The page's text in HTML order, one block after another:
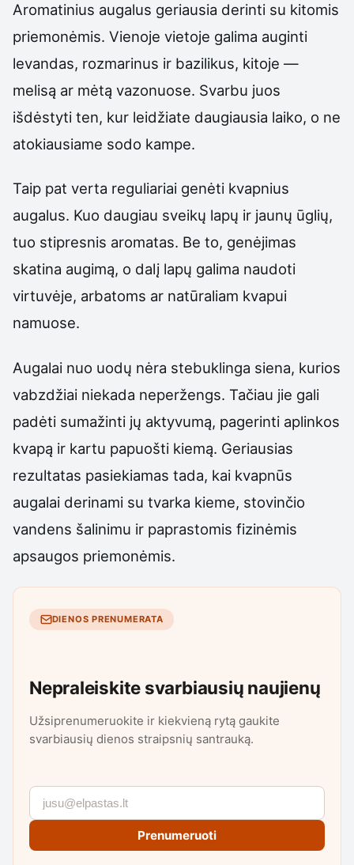
Aromatinius augalus geriausia derinti su kitomis
priemonėmis. Vienoje vietoje galima auginti
levandas, rozmarinus ir bazilikus, kitoje —
melisą ar mėtą vazonuose. Svarbu juos
išdėstyti ten, kur leidžiate daugiausia laiko, o ne
atokiausiame sodo kampe.
Taip pat verta reguliariai genėti kvapnius
augalus. Kuo daugiau sveikų lapų ir jaunų ūglių,
tuo stipresnis aromatas. Be to, genėjimas
skatina augimą, o dalį lapų galima naudoti
virtuvėje, arbatoms ar natūraliam kvapui
namuose.
Augalai nuo uodų nėra stebuklinga siena, kurios
vabzdžiai niekada neperžengs. Tačiau jie gali
padėti sumažinti jų aktyvumą, pagerinti aplinkos
kvapą ir kartu papuošti kiemą. Geriausias
rezultatas pasiekiamas tada, kai kvapnūs
augalai derinami su tvarka kieme, stovinčio
vandens šalinimu ir paprastomis fizinėmis
apsaugos priemonėmis.
DIENOS PRENUMERATA
Nepraleiskite svarbiausių naujienų
Užsiprenumeruokite ir kiekvieną rytą gaukite
svarbiausių dienos straipsnių santrauką.
Prenumeruoti